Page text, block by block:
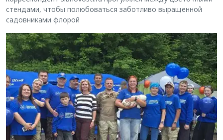
стендами, чтобы полюбоваться заботливо выращенной
садовниками флорой